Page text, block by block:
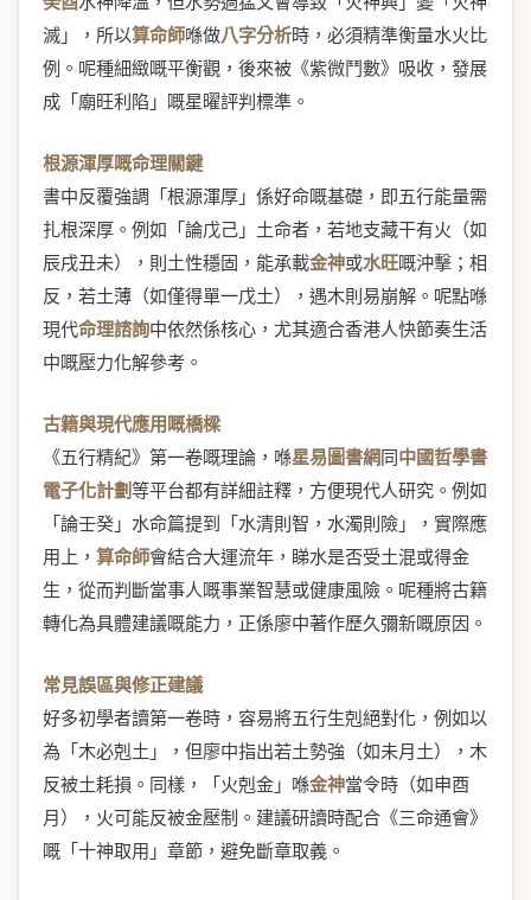
滅」，所以算命師喺做八字分析時，必須精準衡量水火比
例。呢種細緻嘅平衡觀，後來被《紫微鬥數》吸收，發展
成「廟旺利陷」嘅星曜評判標準。
根源渾厚嘅命理關鍵
書中反覆強調「根源渾厚」係好命嘅基礎，即五行能量需
扎根深厚。例如「論戊己」土命者，若地支藏干有火（如
辰戌丑未），則土性穩固，能承載金神或水旺嘅沖擊；相
反，若土薄（如僅得單一戊土），遇木則易崩解。呢點喺
現代命理諮詢中依然係核心，尤其適合香港人快節奏生活
中嘅壓力化解參考。
古籍與現代應用嘅橋樑
《五行精紀》第一卷嘅理論，喺星易圖書網同中國哲學書
電子化計劃等平台都有詳細註釋，方便現代人研究。例如
「論壬癸」水命篇提到「水清則智，水濁則險」，實際應
用上， 算命師會結合大運流年，睇水是否受土混或得金
生，從而判斷當事人嘅事業智慧或健康風險。呢種將古籍
轉化為具體建議嘅能力，正係廖中著作歷久彌新嘅原因。
常見誤區與修正建議
好多初學者讀第一卷時，容易將五行生剋絕對化，例如以
為「木必剋土」，但廖中指出若土勢強（如未月土），木
反被土耗損。同樣，「火剋金」喺金神當令時（如申酉
月），火可能反被金壓制。建議研讀時配合《三命通會》
嘅「十神取用」章節，避免斷章取義。